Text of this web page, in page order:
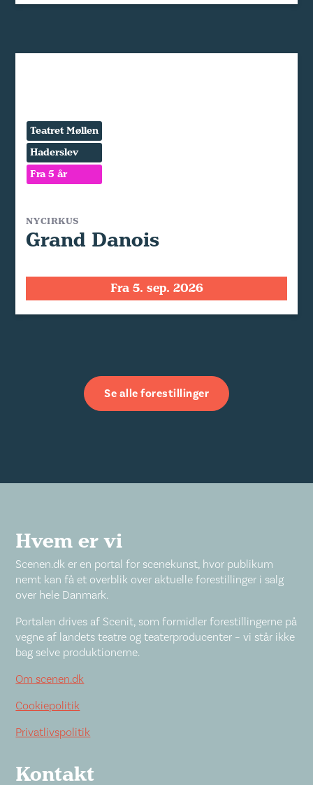
Teatret Møllen
Haderslev
Fra 5 år
NYCIRKUS
Grand Danois
Fra 5. sep. 2026
Se alle forestillinger
Hvem er vi
Scenen.dk er en portal for scenekunst, hvor publikum
nemt kan få et overblik over aktuelle forestillinger i salg
over hele Danmark.
Portalen drives af Scenit, som formidler forestillingerne på
vegne af landets teatre og teaterproducenter – vi står ikke
bag selve produktionerne.
Om scenen.dk
Cookiepolitik
Privatlivspolitik
Kontakt